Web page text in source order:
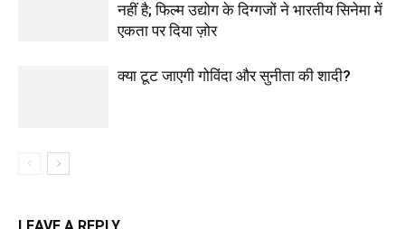
नहीं है; फिल्म उद्योग के दिग्गजों ने भारतीय सिनेमा में
एकता पर दिया ज़ोर
क्या टूट जाएगी गोविंदा और सुनीता की शादी?